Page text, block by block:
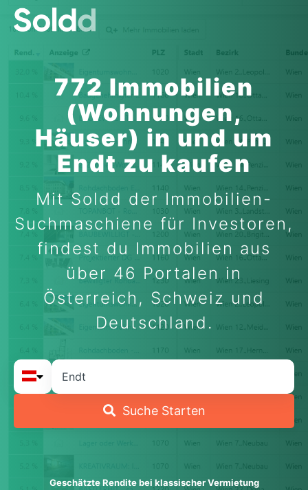
772 Immobilien
(Wohnungen,
Häuser) in und um
Endt zu kaufen
Mit Soldd der Immobilien-
Suchmaschiene für Investoren,
findest du Immobilien aus
über 46 Portalen in
Österreich, Schweiz und
Deutschland.
Suche Starten
Geschätzte Rendite bei klassischer Vermietung